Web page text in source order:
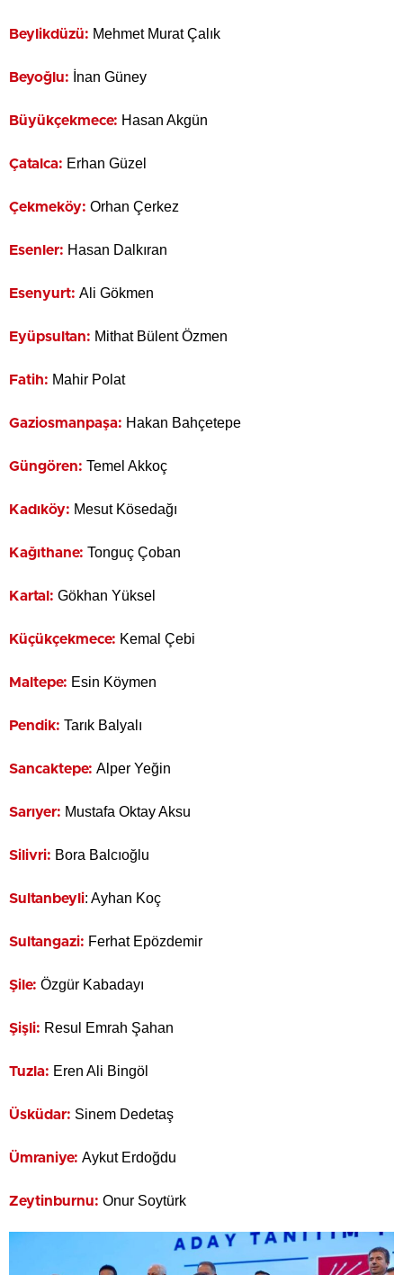
Beylikdüzü: Mehmet Murat Çalık
Beyoğlu: İnan Güney
Büyükçekmece: Hasan Akgün
Çatalca: Erhan Güzel
Çekmeköy: Orhan Çerkez
Esenler: Hasan Dalkıran
Esenyurt: Ali Gökmen
Eyüpsultan: Mithat Bülent Özmen
Fatih: Mahir Polat
Gaziosmanpaşa: Hakan Bahçetepe
Güngören: Temel Akkoç
Kadıköy: Mesut Kösedağı
Kağıthane: Tonguç Çoban
Kartal: Gökhan Yüksel
Küçükçekmece: Kemal Çebi
Maltepe: Esin Köymen
Pendik: Tarık Balyalı
Sancaktepe: Alper Yeğin
Sarıyer: Mustafa Oktay Aksu
Silivri: Bora Balcıoğlu
Sultanbeyli: Ayhan Koç
Sultangazi: Ferhat Epözdemir
Şile: Özgür Kabadayı
Şişli: Resul Emrah Şahan
Tuzla: Eren Ali Bingöl
Üsküdar: Sinem Dedetaş
Ümraniye: Aykut Erdoğdu
Zeytinburnu: Onur Soytürk